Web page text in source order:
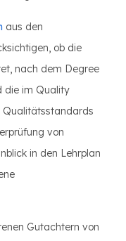
aus den
ob die
nach dem Degree
die im Quality
Qualitätsstandards
von
in den Lehrplan
Gutachtern von